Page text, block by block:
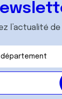
l’actualité de